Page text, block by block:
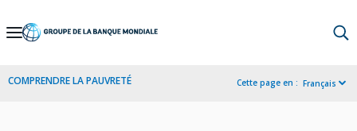
Skip
Navigation
COMPRENDRE LA PAUVRETÉ Cette page en : Français